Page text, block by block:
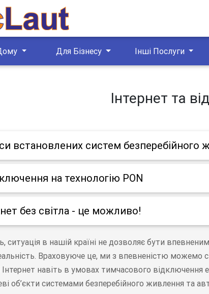
Для Бізнесу Інші Послуги
Інтернет та
встановлених систем безперебійного
на технологію PON
без світла - це можливо!
ситуація в нашій країні не дозволяє бути
Враховуюче це, ми з впевненістю можемо
навіть в умовах тимчасового відключення
об’єкти системами безперебійного живлення та